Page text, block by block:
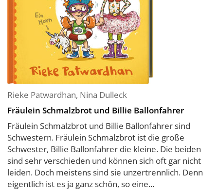
Rieke Patwardhan, Nina Dulleck
Fräulein Schmalzbrot und Billie Ballonfahrer
Fräulein Schmalzbrot und Billie Ballonfahrer sind
Schwestern. Fräulein Schmalzbrot ist die große
Schwester, Billie Ballonfahrer die kleine. Die beiden
sind sehr verschieden und können sich oft gar nicht
leiden. Doch meistens sind sie unzertrennlich. Denn
eigentlich ist es ja ganz schön, so eine...